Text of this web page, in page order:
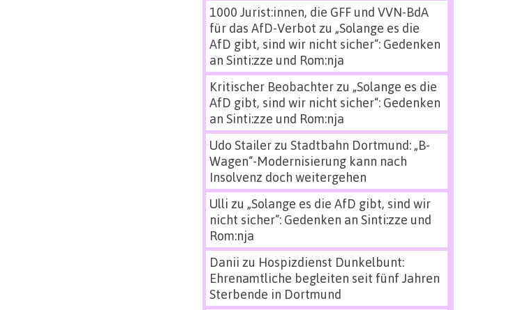
1000 Jurist:innen, die GFF und VVN-BdA
für das AfD-Verbot zu „Solange es die
AfD gibt, sind wir nicht sicher“: Gedenken
an Sinti:zze und Rom:nja
Kritischer Beobachterzu „Solange es die
AfD gibt, sind wir nicht sicher“: Gedenken
an Sinti:zze und Rom:nja
Udo Stailerzu Stadtbahn Dortmund: „B-
Wagen“-Modernisierung kann nach
Insolvenz doch weitergehen
Ulli zu „Solange es die AfD gibt, sind wir
nicht sicher“: Gedenken an Sinti:zze und
Rom:nja
Danii zu Hospizdienst Dunkelbunt:
Ehrenamtliche begleiten seit fünf Jahren
Sterbende in Dortmund